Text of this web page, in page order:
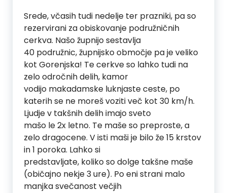
Srede, včasih tudi nedelje ter prazniki, pa so
rezervirani za obiskovanje podružničnih
cerkva. Našo župnijo sestavlja
40 podružnic, župnijsko območje pa je veliko
kot Gorenjska! Te cerkve so lahko tudi na
zelo odročnih delih, kamor
vodijo makadamske luknjaste ceste, po
katerih se ne moreš voziti več kot 30 km/h.
Ljudje v takšnih delih imajo sveto
mašo le 2x letno. Te maše so preproste, a
zelo dragocene. V isti maši je bilo že 15 krstov
in 1 poroka. Lahko si
predstavljate, koliko so dolge takšne maše
(običajno nekje 3 ure). Po eni strani malo
manjka svečanost večjih